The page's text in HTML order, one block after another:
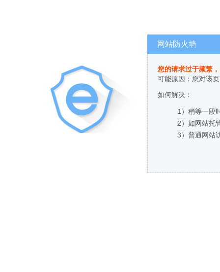
网站防火墙
您的请求过于频繁
可能原因：您对该
如何解决：
1）稍等一段
2）如网站托
3）普通网站